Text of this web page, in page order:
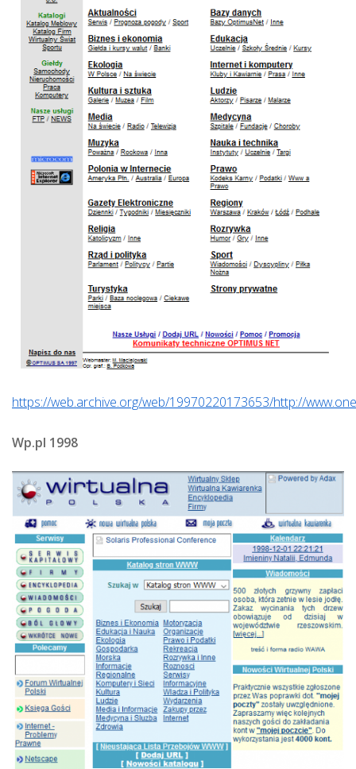
https://web.archive.org/web/19970220173653/http://
Wp.pl 1998